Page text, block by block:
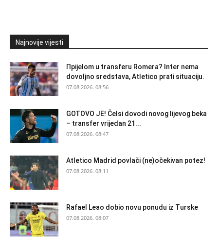
Najnovije vijesti
Прijelom u transferu Romera? Inter nema
dovoljno sredstava, Atletico prati situaciju.
07.08.2026. 08:56
GOTOVO JE! Čelsi dovodi novog lijevog beka
– transfer vrijedan 21...
07.08.2026. 08:47
Atletico Madrid povlači (ne)očekivan potez!
07.08.2026. 08:11
Rafael Leao dobio novu ponudu iz Turske
07.08.2026. 08:07